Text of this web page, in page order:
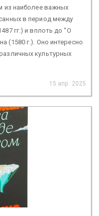
из наиболее важных
в период между
гг.) и вплоть до "О
(1580 г.). Оно интересно
культурных
15 апр. 2025